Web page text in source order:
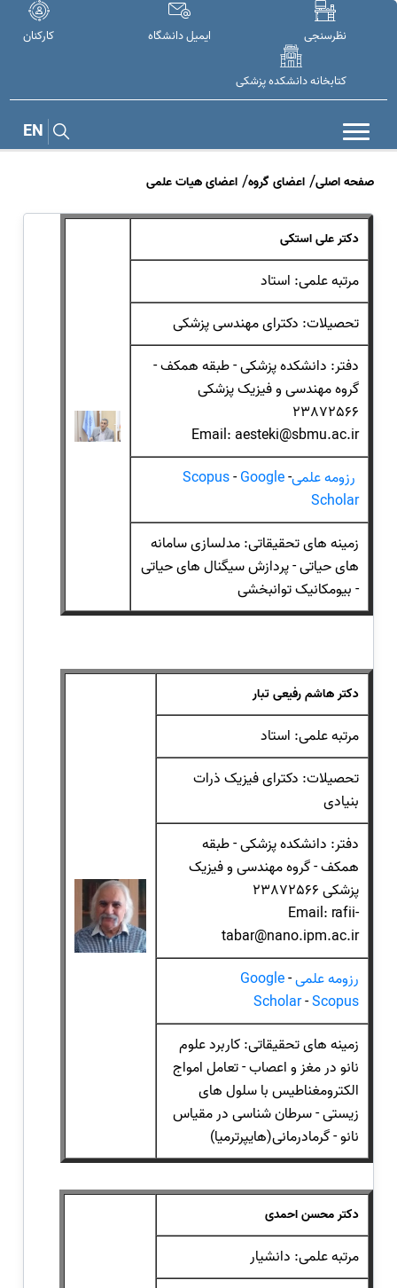
نظرسنجی ایمیل دانشگاه کارکنان
کتابخانه دانشکده پزشکی
EN
صفحه اصلی اعضای گروه اعضای هیات علمی
دکتر علی استکی
مرتبه علمی: استاد
تحصیلات: دکترای مهندسی پزشکی
دفتر: دانشکده پزشکی - طبقه همکف -
گروه مهندسی و فیزیک پزشکی
23872566
Email: aesteki@sbmu.ac.ir
رزومه علمی-
Scopus-Google
Scholar
زمینه های تحقیقاتی: مدلسازی سامانه
های حیاتی - پردازش سیگنال های حیاتی
- بیومکانیک توانبخشی
دکتر هاشم رفیعی تبار
مرتبه علمی: استاد
تحصیلات: دکترای فیزیک ذرات
بنیادی
دفتر: دانشکده پزشکی - طبقه
همکف - گروه مهندسی و فیزیک
پزشکی 23872566
Email: rafii-
tabar@nano.ipm.ac.ir
رزومه علمی-
Google
Scholar-Scopus
زمینه های تحقیقاتی: کاربرد علوم
نانو در مغز و اعصاب - تعامل امواج
الکترومغناطیس با سلول های
زیستی - سرطان شناسی در مقیاس
نانو - گرمادرمانی(هایپرترمیا)
دکتر محسن احمدی
مرتبه علمی: دانشیار